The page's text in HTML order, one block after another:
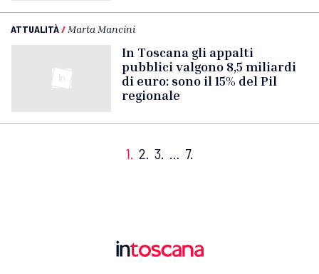
ATTUALITÀ/ Marta Mancini
In Toscana gli appalti
pubblici valgono 8,5 miliardi
di euro: sono il 15% del Pil
regionale
1. 2. 3. … 7.